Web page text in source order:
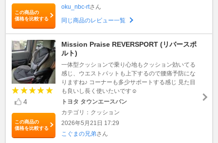
この商品の
価格を比較する
oku_nbc-rtさん
同じ商品のレビュー一覧
4
この商品の
価格を比較する
Mission Praise REVERSPORT (リバースポ
ルト)
一体型クッションで乗り心地もクッション効いてる
感じ、ウエストパットも上下するので腰痛予防にな
りますね♪ コーナーも多少サポートする感じ 見た目
も良いし長く使いたいです☺️
トヨタ タウンエースバン
カテゴリ：クッション
2026年5月21日 17:29
こぐまの兄弟さん